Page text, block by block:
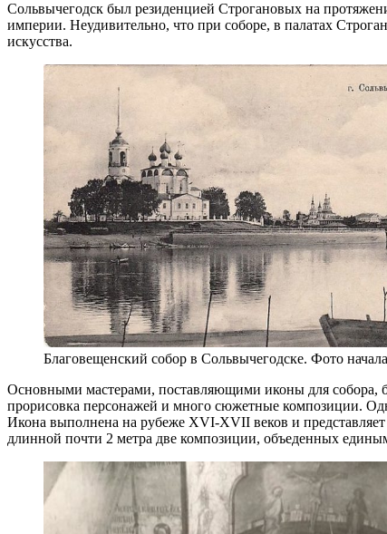
Сольвычегодск был резиденцией Строгановых на
империи. Неудивительно, что при соборе, в палатах
искусства.
Благовещенский собор в Сольвычегодске. Фото
Основными мастерами, поставляющими иконы для собора,
прорисовка персонажей и много сюжетные композиции.
Икона выполнена на рубеже XVI-XVII веков и представляет
длинной почти 2 метра две композиции, объеденных